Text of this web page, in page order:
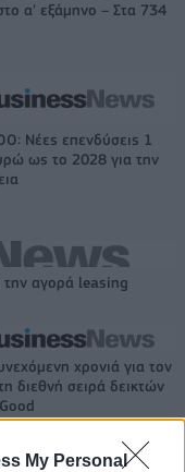
My Personal
α' εξάμηνο – Στα 734
Νέες επενδύσεις 1
ως το 2028 για την
αγορά leasing
χρονιά για τον
διεθνή σειρά δεικτών